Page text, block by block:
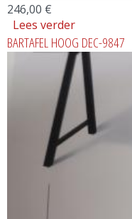
246,00 €
Lees verder
BARTAFEL HOOG DEC-9847